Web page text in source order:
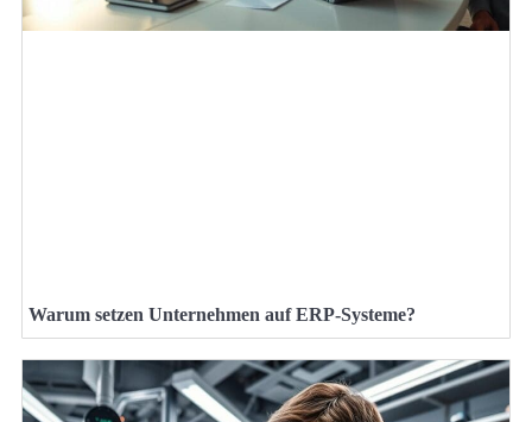
Warum setzen Unternehmen auf ERP-Systeme?